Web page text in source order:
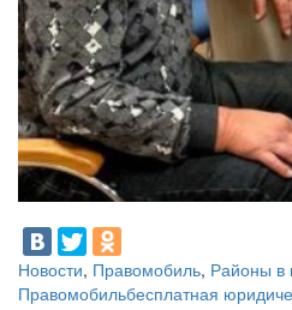
Новости, Правомобиль, Районы в
Правомобильбесплатная